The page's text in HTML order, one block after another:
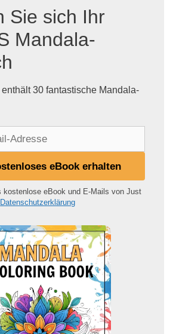
Sie sich Ihr
Mandala-
30 fantastische Mandala-
eBook erhalten
kostenlose eBook und E-Mails von Just
Datenschutzerklärung